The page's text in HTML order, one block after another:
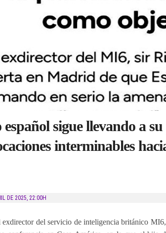
sigue llevando a
interminables
DE 2025, 22:00H
exdirector del servicio de inteligencia británico